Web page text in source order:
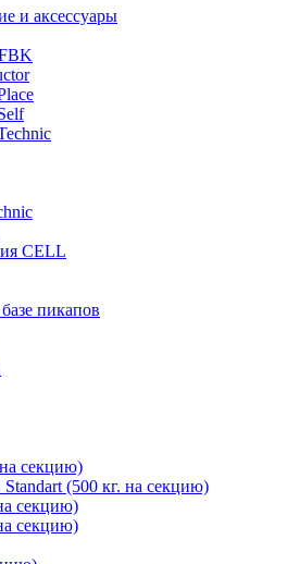
и аксессуары
CELL
пикапов
секцию)
(500 кг. на секцию)
секцию)
секцию)